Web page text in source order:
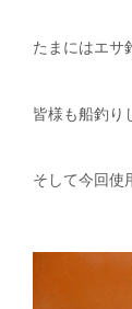
たまにはエサ
皆様も船釣り
そして今回使